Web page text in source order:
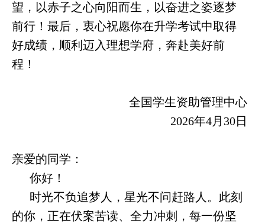
望，以赤子之心向阳而生，以奋进之姿逐梦
前行！最后，衷心祝愿你在升学考试中取得
好成绩，顺利迈入理想学府，奔赴美好前
程！
全国学生资助管理中心
2026年4月30日
亲爱的同学：
你好！
时光不负追梦人，星光不问赶路人。此刻
的你，正在伏案苦读、全力冲刺，每一份坚